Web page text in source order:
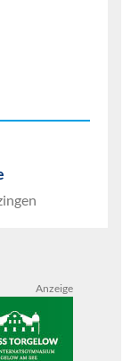
Anzeige